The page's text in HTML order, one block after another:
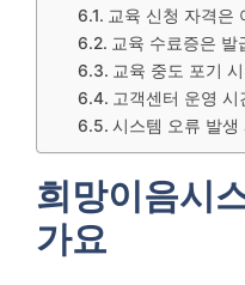
교육 신청 자격은
교육 수료증은 발
교육 중도 포기
고객센터 운영 시
시스템 오류 발생
희망이음시
가요